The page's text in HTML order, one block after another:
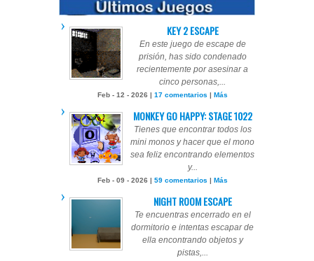
KEY 2 ESCAPE
En este juego de escape de
prisión, has sido condenado
recientemente por asesinar a
cinco personas,...
Feb - 12 - 2026 | 17 comentarios | Más
MONKEY GO HAPPY: STAGE 1022
Tienes que encontrar todos los
mini monos y hacer que el mono
sea feliz encontrando elementos
y...
Feb - 09 - 2026 | 59 comentarios | Más
NIGHT ROOM ESCAPE
Te encuentras encerrado en el
dormitorio e intentas escapar de
ella encontrando objetos y
pistas,...